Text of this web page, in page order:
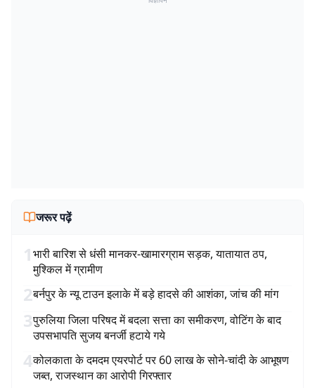
जरूर पढ़ें
1भारी बारिश से धंसी मानकर-खामारग्राम सड़क, यातायात ठप,
मुश्किल में ग्रामीण
2बर्नपुर के न्यू टाउन इलाके में बड़े हादसे की आशंका, जांच की मांग
3पुरुलिया जिला परिषद में बदला सत्ता का समीकरण, वोटिंग के बाद
उपसभापति सुजय बनर्जी हटाये गये
4कोलकाता के दमदम एयरपोर्ट पर 60 लाख के सोने-चांदी के आभूषण
जब्त, राजस्थान का आरोपी गिरफ्तार